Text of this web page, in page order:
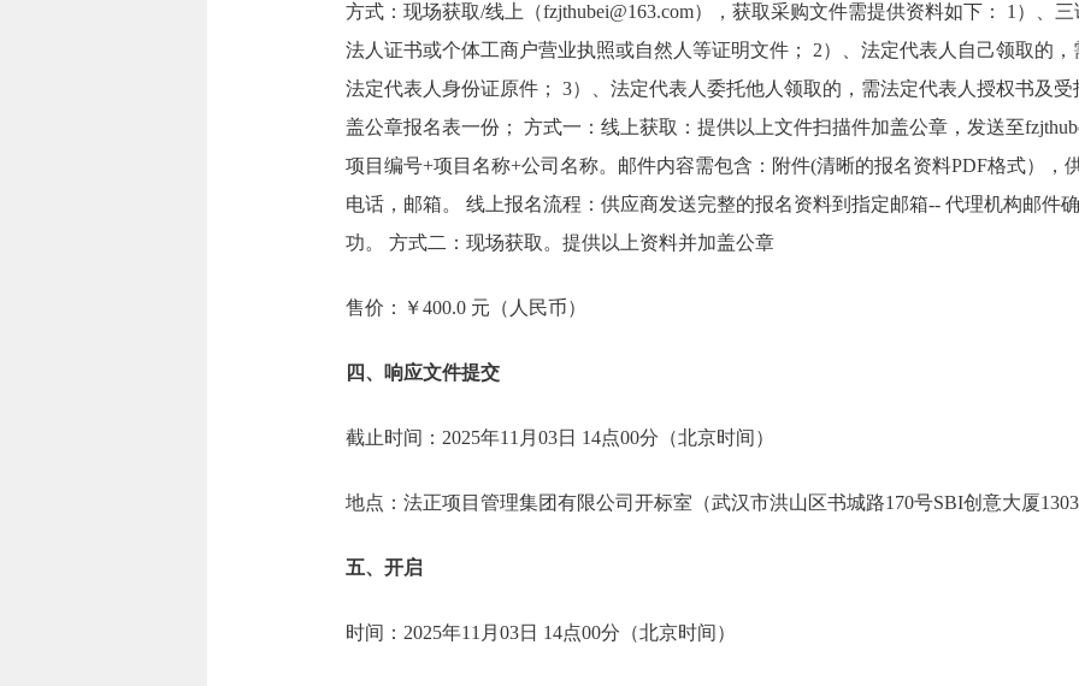
方式：现场获取/线上（fzjthubei@163.com），获取采购文件需提供资料如下： 1）、
法人证书或个体工商户营业执照或自然人等证明文件； 2）、法定代表人自己领取的
法定代表人身份证原件； 3）、法定代表人委托他人领取的，需法定代表人授权书及
盖公章报名表一份； 方式一：线上获取：提供以上文件扫描件加盖公章，发送至
项目编号+项目名称+公司名称。邮件内容需包含：附件(清晰的报名资料PDF格式），
电话，邮箱。 线上报名流程：供应商发送完整的报名资料到指定邮箱-- 代理机构邮件
功。 方式二：现场获取。提供以上资料并加盖公章
售价：￥400.0 元（人民币）
四、响应文件提交
截止时间：2025年11月03日 14点00分（北京时间）
地点：法正项目管理集团有限公司开标室（武汉市洪山区书城路170号SBI创意大厦
五、开启
时间：2025年11月03日 14点00分（北京时间）